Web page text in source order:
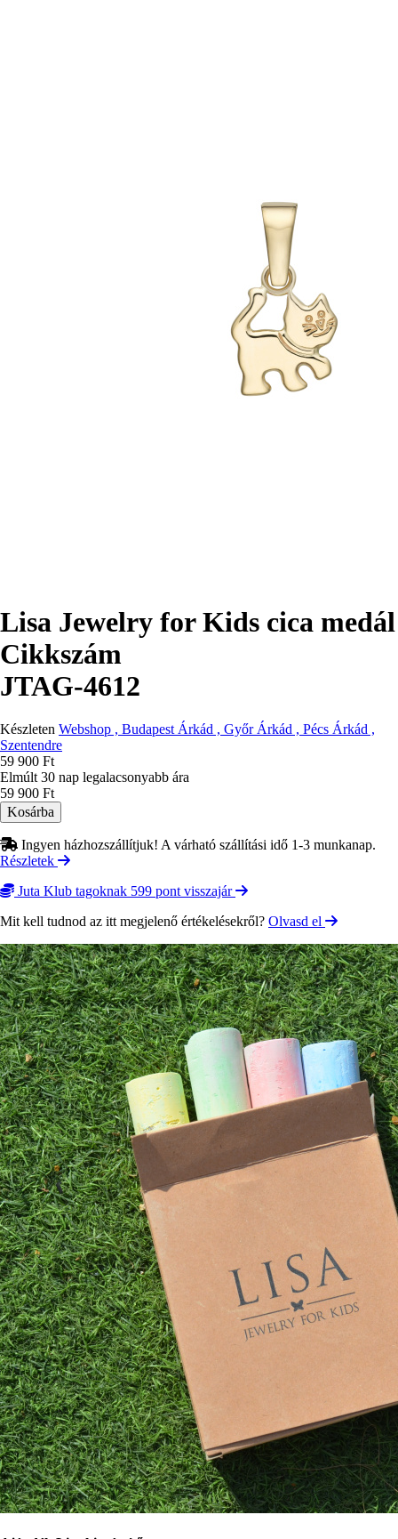
Lisa Jewelry for Kids cica medál
Cikkszám
JTAG-4612
Készleten Webshop , Budapest Árkád , Győr Árkád , Pécs Árkád ,
Szentendre
59 900 Ft
Elmúlt 30 nap legalacsonyabb ára
59 900 Ft
Ingyen házhozszállítjuk! A várható szállítási idő 1-3 munkanap.
Részletek
Juta Klub tagoknak 599 pont visszajár
Mit kell tudnod az itt megjelenő értékelésekről? Olvasd el